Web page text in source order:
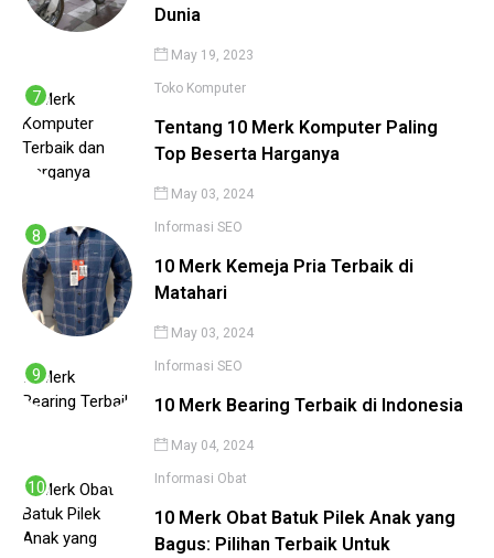
Dunia
May 19, 2023
Toko Komputer
Tentang 10 Merk Komputer Paling
Top Beserta Harganya
May 03, 2024
Informasi SEO
10 Merk Kemeja Pria Terbaik di
Matahari
May 03, 2024
Informasi SEO
10 Merk Bearing Terbaik di Indonesia
May 04, 2024
Informasi Obat
10 Merk Obat Batuk Pilek Anak yang
Bagus: Pilihan Terbaik Untuk